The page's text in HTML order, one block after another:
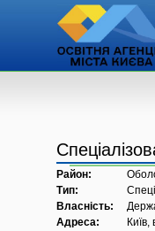
Район:
Тип:
Власність:
Адреса: